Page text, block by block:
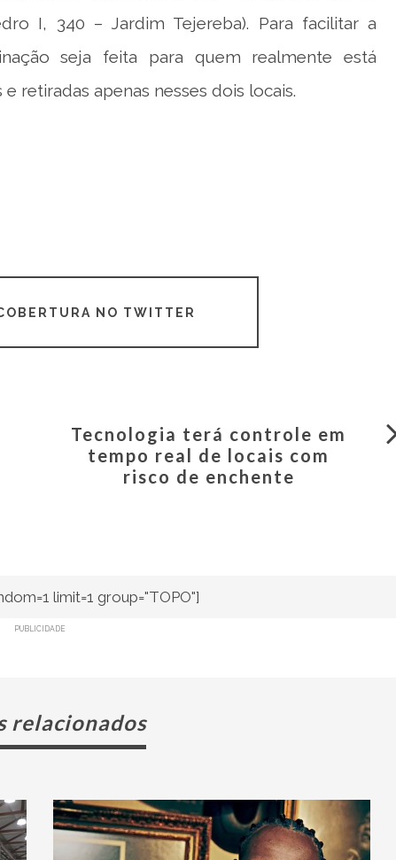
I, 340 – Jardim Tejereba). Para facilitar a
seja feita para quem realmente está
retiradas apenas nesses dois locais.
NO TWITTER
Tecnologia terá controle em
tempo real de locais com
risco de enchente
limit=1 group="TOPO"]
PUBLICIDADE
relacionados